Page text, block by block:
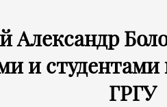
Александр
и
ГРГУ